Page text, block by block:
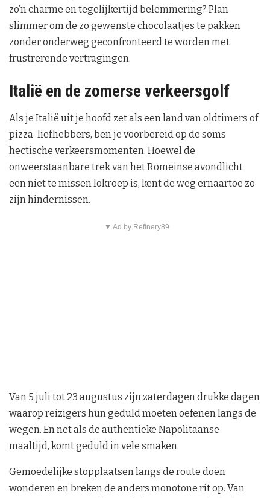
zo’n charme en tegelijkertijd belemmering? Plan
slimmer om de zo gewenste chocolaatjes te pakken
zonder onderweg geconfronteerd te worden met
frustrerende vertragingen.
Italië en de zomerse verkeersgolf
Als je Italië uit je hoofd zet als een land van oldtimers of
pizza-liefhebbers, ben je voorbereid op de soms
hectische verkeersmomenten. Hoewel de
onweerstaanbare trek van het Romeinse avondlicht
een niet te missen lokroep is, kent de weg ernaartoe zo
zijn hindernissen.
▼ Ad by Refinery89
Van 5 juli tot 23 augustus zijn zaterdagen drukke dagen
waarop reizigers hun geduld moeten oefenen langs de
wegen. En net als de authentieke Napolitaanse
maaltijd, komt geduld in vele smaken.
Gemoedelijke stopplaatsen langs de route doen
wonderen en breken de anders monotone rit op. Van